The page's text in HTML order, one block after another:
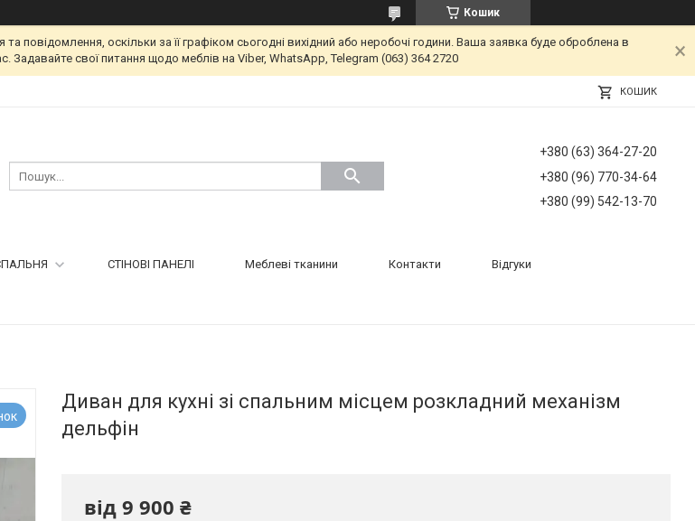
Кошик
оскільки за її графіком сьогодні вихідний або неробочі години. Ваша заявка буде оброблена в
Задавайте свої питання щодо меблів на Viber, WhatsApp, Telegram (063) 364 2720
КОШИК
+380 (63) 364-27-20
+380 (96) 770-34-64
+380 (99) 542-13-70
СТІНОВІ ПАНЕЛІ Меблеві тканини Контакти Відгуки
Диван для кухні зі спальним місцем розкладний механізм
дельфін
від 9 900 ₴